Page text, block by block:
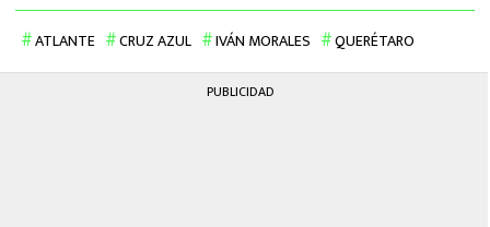
ATLANTE CRUZ AZUL IVÁN MORALES QUERÉTARO
PUBLICIDAD